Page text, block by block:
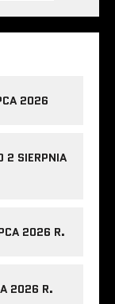
2026
2 SIERPNIA
2026 R.
2026 R.